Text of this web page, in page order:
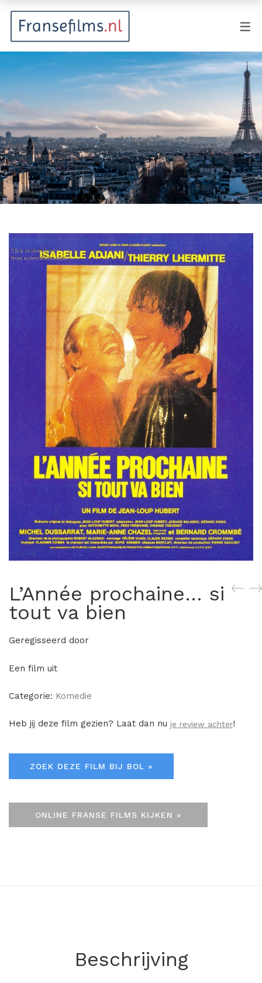
Animatie
Documentaire
Drama
Fantasy
Horror
Kostuumdrama
Misdaad
Musical
Oorlogsfilm
Romantische komedie
L’Année prochaine… si
tout va bien
Geregisseerd door
Een film uit
Categorie: Komedie
Heb jij deze film gezien? Laat dan nu je review achter!
ZOEK DEZE FILM BIJ BOL »
ONLINE FRANSE FILMS KIJKEN »
Beschrijving